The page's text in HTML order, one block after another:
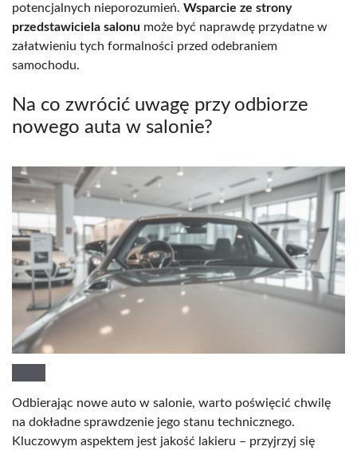
potencjalnych nieporozumień. Wsparcie ze strony
przedstawiciela salonu może być naprawdę przydatne w
załatwieniu tych formalności przed odebraniem
samochodu.
Na co zwrócić uwagę przy odbiorze
nowego auta w salonie?
Odbierając nowe auto w salonie, warto poświęcić chwilę
na dokładne sprawdzenie jego stanu technicznego.
Kluczowym aspektem jest jakość lakieru – przyjrzyj się